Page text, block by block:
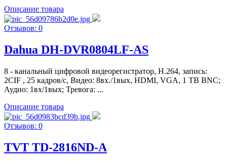
Описание товара
Отзывов: 0
Dahua DH-DVR0804LF-AS
8 - канальный цифровой видеорегистратор, Н.264, запись:
2CIF , 25 кадров/с, Видео: 8вх./1вых, HDMI, VGA, 1 TВ BNC;
Аудио: 1вх/1вых; Тревога: ...
Описание товара
Отзывов: 0
TVT TD-2816ND-A